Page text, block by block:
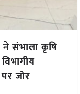
संभाला कृषि
जोर